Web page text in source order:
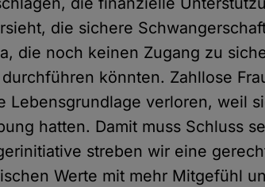
die sichere
die noch keinen Zugang zu
könnten. Zahllose
Lebensgrundlage verloren, weil
hatten. Damit muss Schluss
streben wir eine
Werte mit mehr Mitgefühl